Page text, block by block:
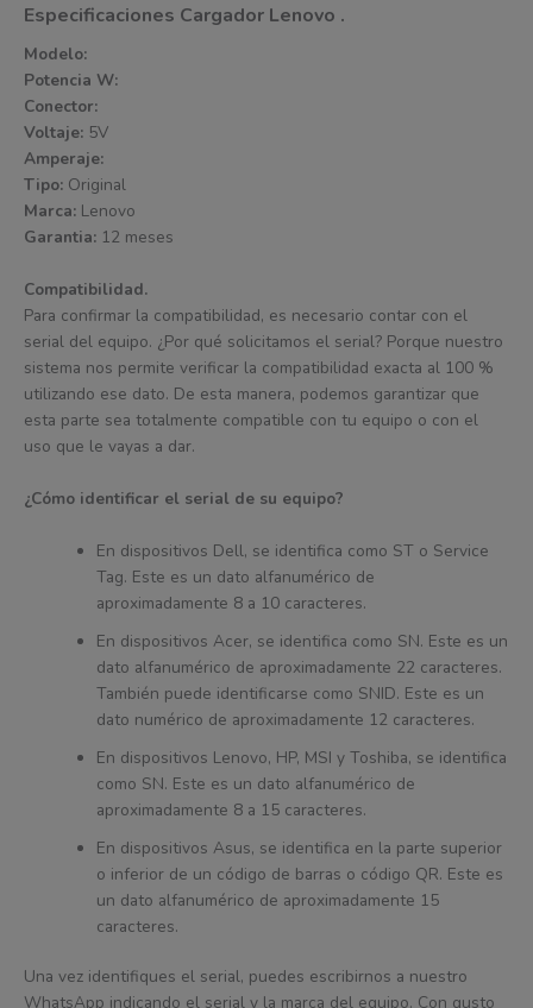
Especificaciones Cargador Lenovo .
Modelo:
Potencia W:
Conector:
Voltaje: 5V
Amperaje:
Tipo: Original
Marca: Lenovo
Garantia: 12 meses
Compatibilidad.
Para confirmar la compatibilidad, es necesario contar con el
serial del equipo. ¿Por qué solicitamos el serial? Porque nuestro
sistema nos permite verificar la compatibilidad exacta al 100 %
utilizando ese dato. De esta manera, podemos garantizar que
esta parte sea totalmente compatible con tu equipo o con el
uso que le vayas a dar.
¿Cómo identificar el serial de su equipo?
En dispositivos Dell, se identifica como ST o Service
Tag. Este es un dato alfanumérico de
aproximadamente 8 a 10 caracteres.
En dispositivos Acer, se identifica como SN. Este es un
dato alfanumérico de aproximadamente 22 caracteres.
También puede identificarse como SNID. Este es un
dato numérico de aproximadamente 12 caracteres.
En dispositivos Lenovo, HP, MSI y Toshiba, se identifica
como SN. Este es un dato alfanumérico de
aproximadamente 8 a 15 caracteres.
En dispositivos Asus, se identifica en la parte superior
o inferior de un código de barras o código QR. Este es
un dato alfanumérico de aproximadamente 15
caracteres.
Una vez identifiques el serial, puedes escribirnos a nuestro
WhatsApp indicando el serial y la marca del equipo. Con gusto